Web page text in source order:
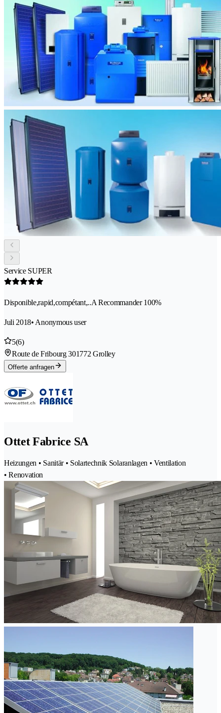
Service SUPER
Disponible,rapid,compétant,..A Recommander 100%
Juli 2018• Anonymous user
5(6)
Route de Fribourg 301772 Grolley
Offerte anfragen
Ottet Fabrice SA
Heizungen • Sanitär • Solartechnik Solaranlagen • Ventilation
• Renovation